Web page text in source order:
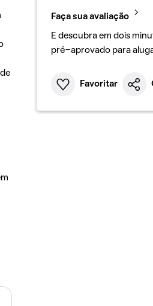
Faça sua avaliação
E descubra em dois
pré-aprovado para
Favoritar